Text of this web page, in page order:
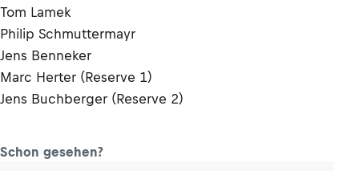
Tom Lamek
Philip Schmuttermayr
Jens Benneker
Marc Herter (Reserve 1)
Jens Buchberger (Reserve 2)
Schon gesehen?